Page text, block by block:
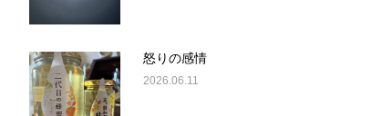
怒りの感情
2026.06.11